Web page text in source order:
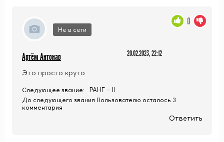
Не в сети
Артём Антонав 20.02.2023, 22:12
Это просто круто
0
Следующее звание: РАНГ - II
До следующего звания Пользователю осталось 3
комментария
Ответить